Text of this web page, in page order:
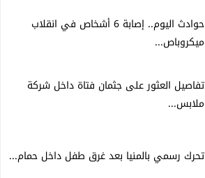
حوادث اليوم.. إصابة 6 أشخاص في انقلاب
ميكروباص...
تفاصيل العثور على جثمان فتاة داخل شركة
ملابس...
تحرك رسمي بالمنيا بعد غرق طفل داخل حمام...